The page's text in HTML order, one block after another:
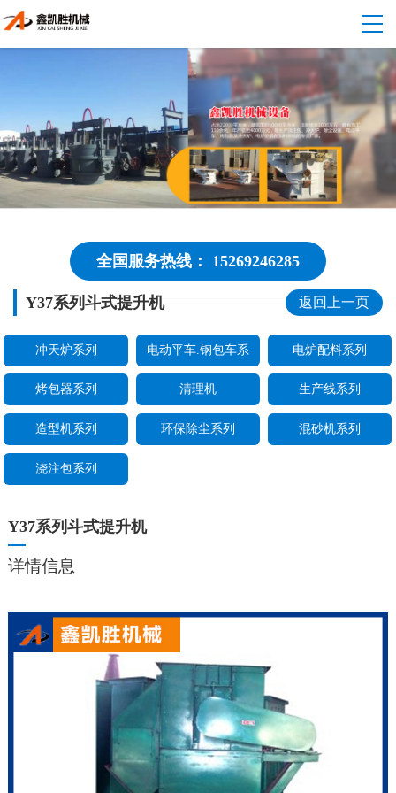
全国服务热线： 15269246285
Y37系列斗式提升机 返回上一页
冲天炉系列 电动平车.钢包车系 电炉配料系列
烤包器系列 清理机 生产线系列
造型机系列 环保除尘系列 混砂机系列
浇注包系列
Y37系列斗式提升机
详情信息